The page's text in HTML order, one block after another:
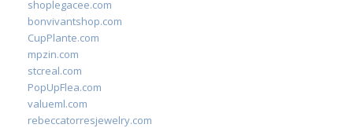
shoplegacee.com
bonvivantshop.com
CupPlante.com
mpzin.com
stcreal.com
PopUpFlea.com
valueml.com
rebeccatorresjewelry.com